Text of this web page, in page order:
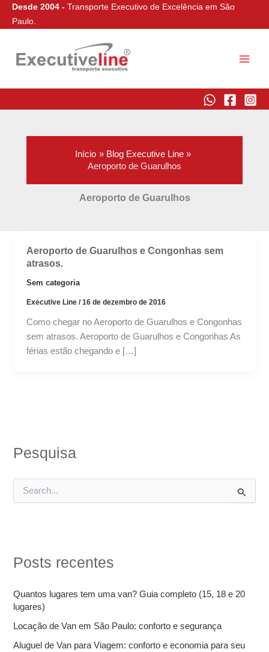
para
Desde 2004 - Transporte Executivo de Excelência em São
Paulo.
Início
Blog Executive Line
Aeroporto de Guarulhos
Aeroporto de Guarulhos
Aeroporto de Guarulhos e Congonhas sem
atrasos.
Sem categoria
Executive Line/16 de dezembro de 2016
Como chegar no Aeroporto de Guarulhos e Congonhas
sem atrasos. Aeroporto de Guarulhos e Congonhas As
férias estão chegando e […]
Pesquisa
e
s
p
o
r
Posts recentes
Quantos lugares tem uma van? Guia completo (15, 18 e 20
lugares)
Locação de Van em São Paulo: conforto e segurança
Aluguel de Van para Viagem: conforto e economia para seu